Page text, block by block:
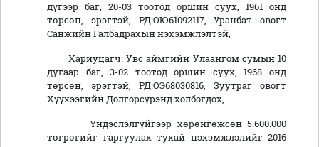
дүгээр баг, 20-03 тоотод оршин суух, 1961 онд
төрсөн, эрэгтэй, РД:ОЮ61092117, Уранбат овогт
Санжийн Галбадрахын нэхэмжлэлтэй,
Хариуцагч: Увс аймгийн Улаангом сумын 10
дугаар баг, 3-02 тоотод оршин суух, 1968 онд
төрсөн, эрэгтэй, РД:ОЭ68030816, Зуутраг овогт
Хүүхээгийн Долгорсүрэнд холбогдох,
Үндэслэлгүйгээр хөрөнгөжсөн 5.600.000
төгрөгийг гаргуулах тухай нэхэмжлэлийг 2016